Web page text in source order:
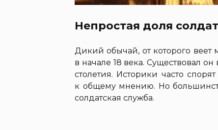
Непростая доля
Дикий обычай, от которого веет
в начале 18 века. Существовал
столетия. Историки часто
к общему мнению. Но
солдатская служба.